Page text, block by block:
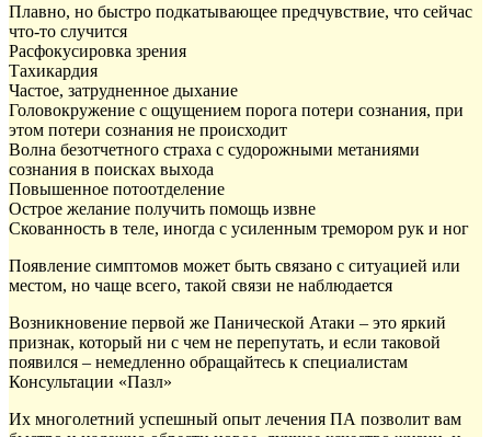
Плавно, но быстро подкатывающее предчувствие, что сейчас
что-то случится
Расфокусировка зрения
Тахикардия
Частое, затрудненное дыхание
Головокружение с ощущением порога потери сознания, при
этом потери сознания не происходит
Волна безотчетного страха с судорожными метаниями
сознания в поисках выхода
Повышенное потоотделение
Острое желание получить помощь извне
Скованность в теле, иногда с усиленным тремором рук и ног
Появление симптомов может быть связано с ситуацией или
местом, но чаще всего, такой связи не наблюдается
Возникновение первой же Панической Атаки – это яркий
признак, который ни с чем не перепутать, и если таковой
появился – немедленно обращайтесь к специалистам
Консультации «Пазл»
Их многолетний успешный опыт лечения ПА позволит вам